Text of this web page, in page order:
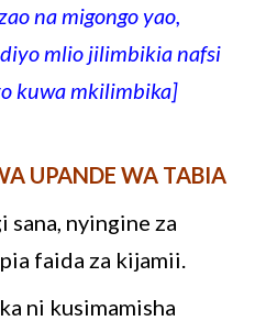
na migongo yao,
mlio jilimbikia nafsi
kuwa mkilimbika]
UPANDE WA TABIA
sana, nyingine za
faida za kijamii.
ni kusimamisha